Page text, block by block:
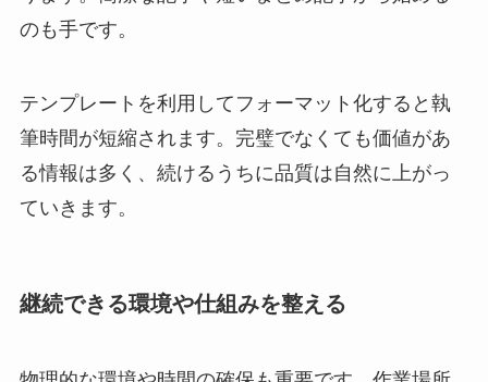
のも手です。
テンプレートを利用してフォーマット化すると執
筆時間が短縮されます。完璧でなくても価値があ
る情報は多く、続けるうちに品質は自然に上がっ
ていきます。
継続できる環境や仕組みを整える